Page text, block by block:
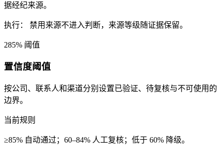
据经纪来源。
执行： 禁用来源不进入判断，来源等级随证据保留。
285% 阈值
置信度阈值
按公司、联系人和渠道分别设置已验证、待复核与不可使用的
边界。
当前规则
≥85% 自动通过；60–84% 人工复核；低于 60% 降级。